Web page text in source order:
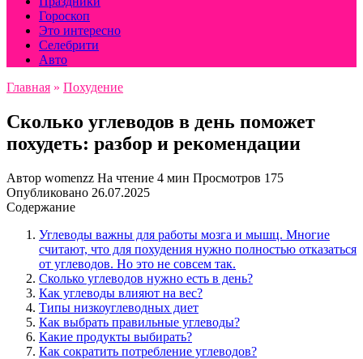
Гороскоп
Это интересно
Селебрити
Авто
Главная » Похудение
Сколько углеводов в день поможет
похудеть: разбор и рекомендации
Автор womenzz На чтение 4 мин Просмотров 175
Опубликовано 26.07.2025
Содержание
Углеводы важны для работы мозга и мышц. Многие
считают, что для похудения нужно полностью отказаться
от углеводов. Но это не совсем так.
Сколько углеводов нужно есть в день?
Как углеводы влияют на вес?
Типы низкоуглеводных диет
Как выбрать правильные углеводы?
Какие продукты выбирать?
Как сократить потребление углеводов?